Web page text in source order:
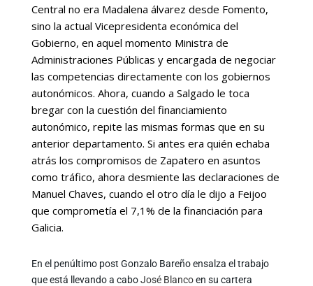
Central no era Madalena álvarez desde Fomento,
sino la actual Vicepresidenta económica del
Gobierno, en aquel momento Ministra de
Administraciones Públicas y encargada de negociar
las competencias directamente con los gobiernos
autonómicos. Ahora, cuando a Salgado le toca
bregar con la cuestión del financiamiento
autonómico, repite las mismas formas que en su
anterior departamento. Si antes era quién echaba
atrás los compromisos de Zapatero en asuntos
como tráfico, ahora desmiente las declaraciones de
Manuel Chaves, cuando el otro día le dijo a Feijoo
que comprometía el 7,1% de la financiación para
Galicia.
En el penúltimo post Gonzalo Bareño ensalza el trabajo
que está llevando a caboJosé Blancoen su cartera